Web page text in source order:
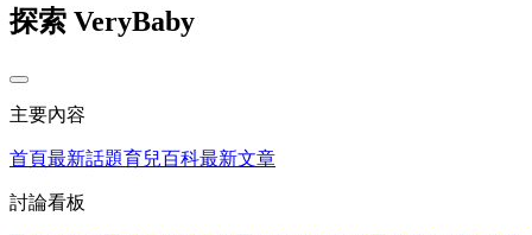
探索 VeryBaby
主要內容
首頁最新話題育兒百科最新文章
討論看板